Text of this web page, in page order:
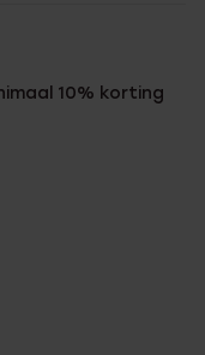
10% korting